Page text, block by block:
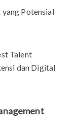
Potensial
Talent
dan Digital